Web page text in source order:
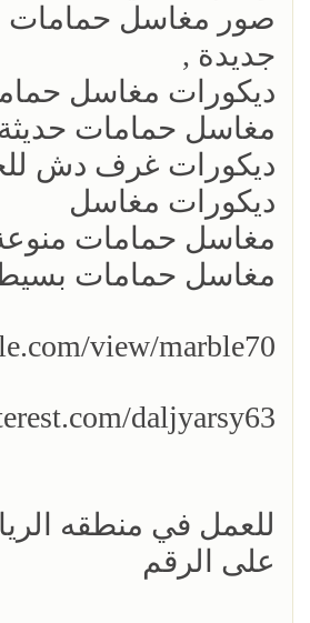
صور مغاسل حمامات
جديدة ,
ديكورات مغاسل
مغاسل حمامات
ديكورات غرف دش
ديكورات مغاسل
مغاسل حمامات
مغاسل حمامات
view/marble70/
daljyarsy63/
للعمل في منطقه
على الرقم